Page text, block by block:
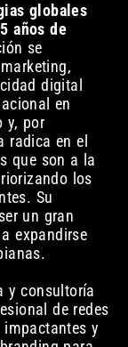
globales
años de
se
digital
en
y, por
radica en el
que son a la
los
Su
un gran
expandirse
y consultoría
de redes
y